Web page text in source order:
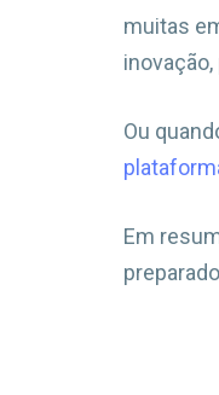
muitas
Ou
Em